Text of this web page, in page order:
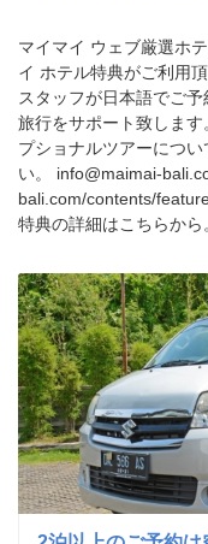
マイマイ ウェブ厳選ホ
イ ホテル特典がご利用
スタッフが日本語でご
旅行をサポート致しま
プショナルツアーにつ
い。 info@maimai-
bali.com/contents/
特典の詳細はこちらから